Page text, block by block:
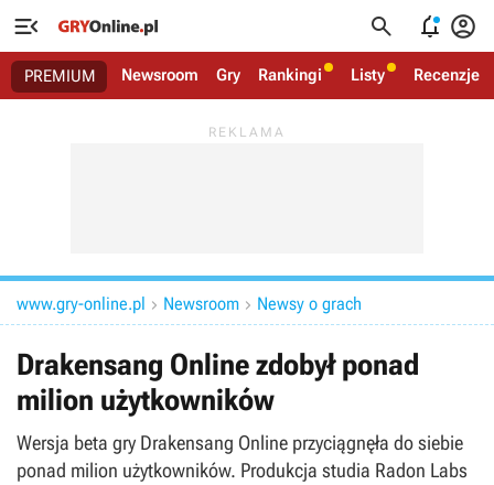
   
PREMIUM Newsroom Gry Rankingi Listy Recenzje
www.gry-online.pl  Newsroom  Newsy o grach
Drakensang Online zdobył ponad
milion użytkowników
Wersja beta gry Drakensang Online przyciągnęła do siebie
ponad milion użytkowników. Produkcja studia Radon Labs